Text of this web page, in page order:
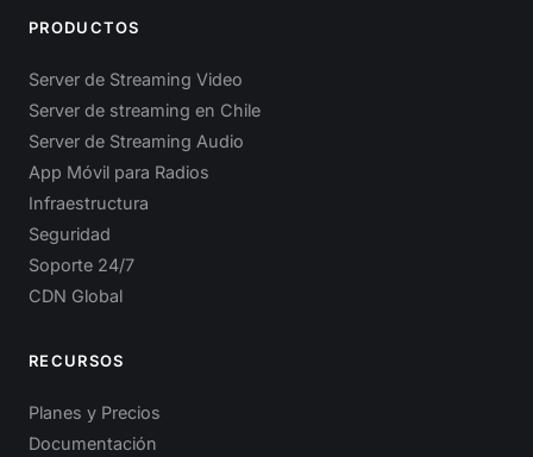
PRODUCTOS
Server de Streaming Video
Server de streaming en Chile
Server de Streaming Audio
App Móvil para Radios
Infraestructura
Seguridad
Soporte 24/7
CDN Global
RECURSOS
Planes y Precios
Documentación